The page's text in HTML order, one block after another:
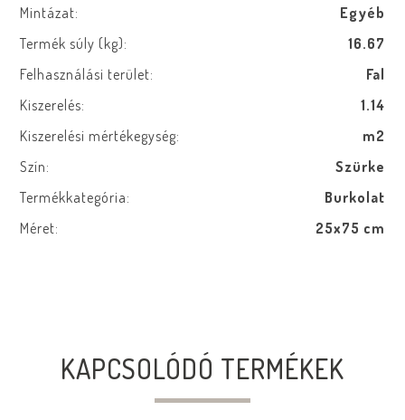
Mintázat:
Egyéb
Termék súly (kg):
16.67
Felhasználási terület:
Fal
Kiszerelés:
1.14
Kiszerelési mértékegység:
m2
Szín:
Szürke
Termékkategória:
Burkolat
Méret:
25x75 cm
KAPCSOLÓDÓ TERMÉKEK